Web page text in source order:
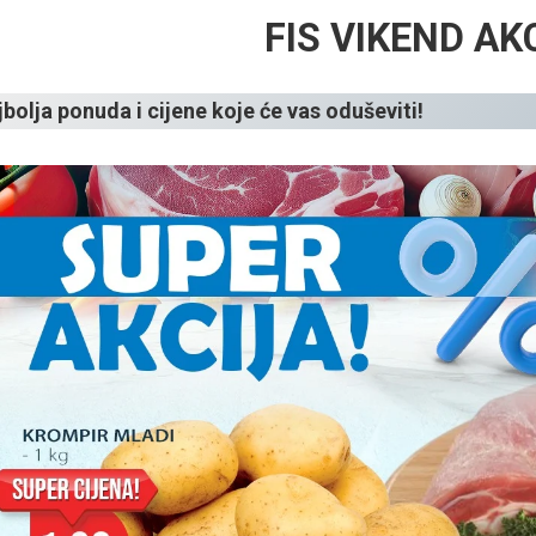
FIS VIKEND
ponuda i cijene koje će vas oduševiti!